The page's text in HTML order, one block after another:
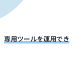
専用ツールを運用でき